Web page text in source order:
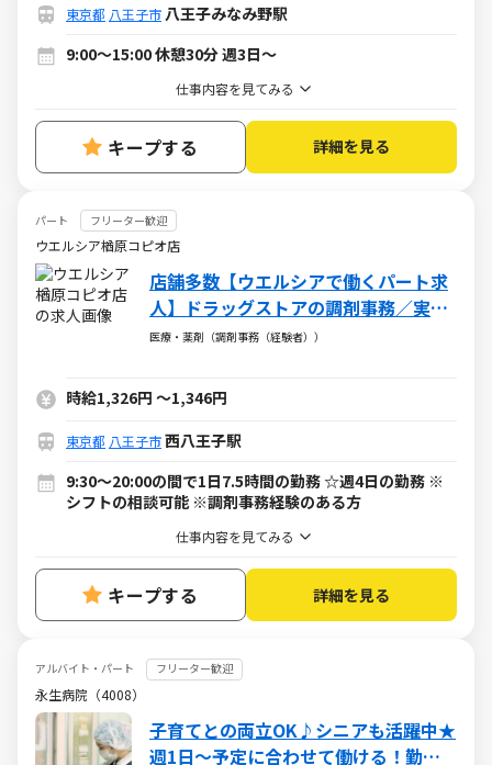
東京都 八王子市 八王子みなみ野駅
9:00～15:00 休憩30分 週3日～
仕事内容を見てみる
キープする 詳細を見る
パート フリーター歓迎
ウエルシア楢原コピオ店
店舗多数【ウエルシアで働くパート求
人】ドラッグストアの調剤事務／実務
経験者の募集です！
医療・薬剤（調剤事務（経験者））
時給1,326円 ～1,346円
東京都 八王子市西八王子駅
9:30～20:00の間で1日7.5時間の勤務 ☆週4日の勤務 ※
シフトの相談可能 ※調剤事務経験のある方
仕事内容を見てみる
キープする 詳細を見る
アルバイト・パート フリーター歓迎
永生病院（4008）
子育てとの両立OK♪シニアも活躍中★
週1日～予定に合わせて働ける！勤務